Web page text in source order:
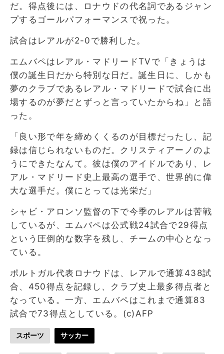
だ。得点後には、ロナウドの代名詞であるジャン
プするゴールパフォーマンスで祝った。
試合はレアルが2-0で勝利した。
エムバペはレアル・マドリードTVで「きょうは
僕の誕生日だから特別な日だ。誕生日に、しかも
夢のクラブであるレアル・マドリードで試合に出
場するのが夢だとずっと言っていたからね」と語
った。
「良い形で年を締めくくるのが目標だったし、記
録は信じられないものだ。クリスティアーノのよ
うにできたなんて。彼は僕のアイドルであり、レ
アル・マドリード史上最高の選手で、世界的に偉
大な選手だ。僕にとっては光栄だ」
シャビ・アロンソ監督の下で今季のレアルは苦戦
しているが、エムバペは公式戦24試合で29得点
という圧倒的な数字を残し、チームの中心となっ
ている。
ポルトガル代表ロナウドは、レアルで通算438試
合、450得点を記録し、クラブ史上最多得点者と
なっている。一方、エムバペはこれまで通算83
試合で73得点としている。(c)AFP
スポーツ サッカー